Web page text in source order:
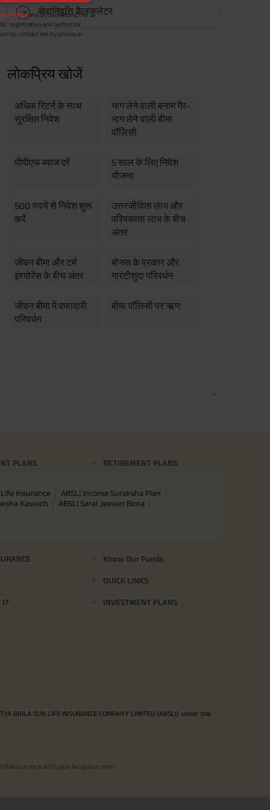
Income, Sum Assured 7
Period 0 years.
of GST.). Annual Income of ₹
Benefit (₹20,00,000)= ₹
सेवानिवृत्ति कैलकुलेटर
लोकप्रिय खोजें
अधिक रिटर्न के साथ
सुरक्षित निवेश
भाग लेने वाली बनाम गैर-
भाग लेने वाली बीमा
पॉलिसी
पीपीएफ ब्याज दरें
5 साल के लिए निवेश
योजना
500 रुपये से निवेश शुरू
करें
उत्तरजीविता लाभ और
परिपक्वता लाभ के बीच
अंतर
जीवन बीमा और टर्म
इंश्योरेंस के बीच अंतर
बोनस के प्रकार और
गारंटीशुदा परिवर्धन
जीवन बीमा में वफादारी
परिवर्धन
बीमा पॉलिसी पर ऋण
PLANS RETIREMENT PLANS
Insurance
ABSLI Income Suraksha Plan
Kawach
ABSLI Saral Jeevan Bima
Know Our Funds
QUICK LINKS
I? INVESTMENT PLANS
BIRLA SUN LIFE INSURANCE COMPANY LIMITED (ABSLI) under the
lifeinsurance.adityabirlacapital.com/